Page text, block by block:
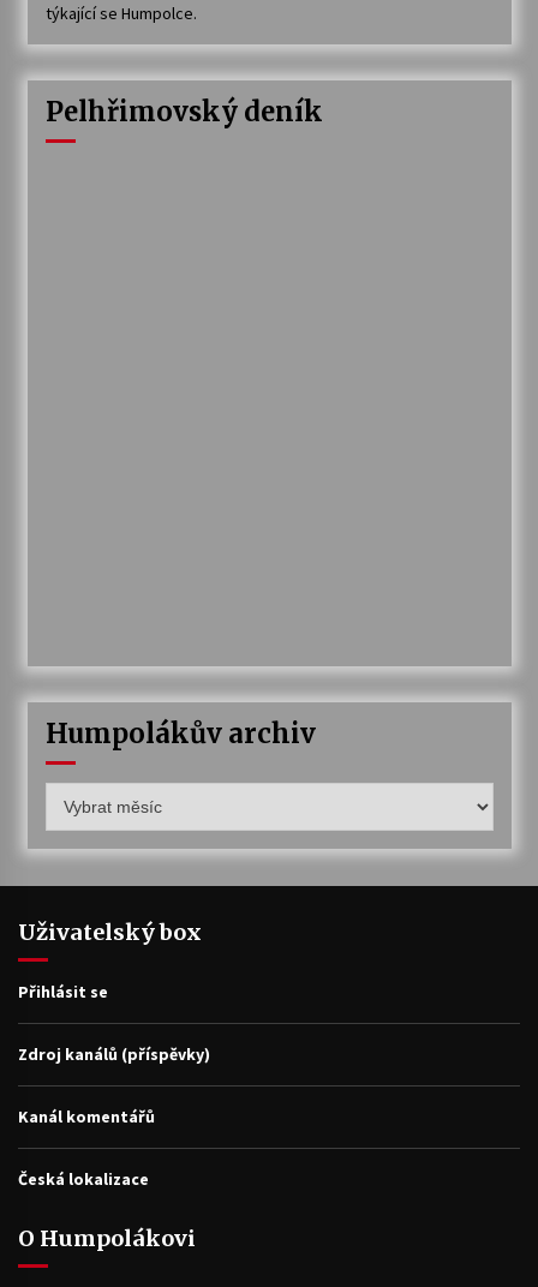
týkající se Humpolce.
Pelhřimovský deník
Humpolákův archiv
archiv
Uživatelský box
Přihlásit se
Zdroj kanálů (příspěvky)
Kanál komentářů
Česká lokalizace
O Humpolákovi